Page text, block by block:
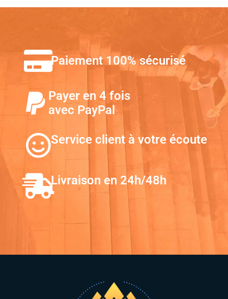
Paiement 100% sécurisé
Payer en 4 fois
avec PayPal
Service client à votre écoute
Livraison en 24h/48h